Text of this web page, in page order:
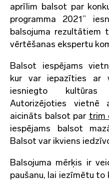
aprīlim balsot par
programma 2021”
balsojuma rezultātiem
vērtēšanas ekspertu
Balsot iespējams
kur var iepazīties ar
iesniegto kultūras
Autorizējoties vietnē
aicināts balsot par trim
iespējams balsot
Balsot var ikviens
Balsojuma mērķis ir
paušanu, lai iezīmētu to